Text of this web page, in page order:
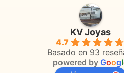
KV Joyas
4.7
Basado en 93
powered by Googl
Adriana Ghisoli
hace 3 meses
Muy buena atención, con
orientaciones